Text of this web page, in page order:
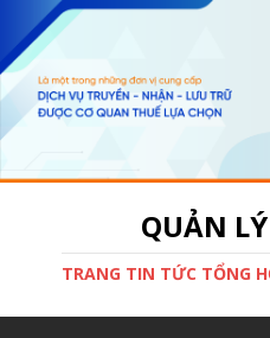
QUẢN
TRANG TIN TỨC TỔNG